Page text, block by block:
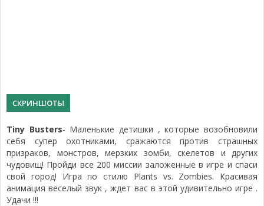
СКРИНШОТЫ
Tiny Busters- Маленькие детишки , которые возобновили
себя супер охотниками, сражаются против страшных
призраков, монстров, мерзких зомби, скелетов и других
чудовищ! Пройди все 200 миссии заложенные в игре и спаси
свой город! Игра по стилю Plants vs. Zombies. Красивая
анимация веселый звук , ждет вас в этой удивительно игре .
Удачи !!!